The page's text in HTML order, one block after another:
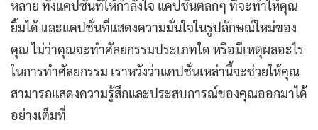
หลาย ทั้งแคปชั่นที่ให้กำลังใจ แคปชั่นตลกๆ ที่จะทำให้คุณ
ยิ้มได้ และแคปชั่นที่แสดงความมั่นใจในรูปลักษณ์ใหม่ของ
คุณ ไม่ว่าคุณจะทำศัลยกรรมประเภทใด หรือมีเหตุผลอะไร
ในการทำศัลยกรรม เราหวังว่าแคปชั่นเหล่านี้จะช่วยให้คุณ
สามารถแสดงความรู้สึกและประสบการณ์ของคุณออกมาได้
อย่างเต็มที่